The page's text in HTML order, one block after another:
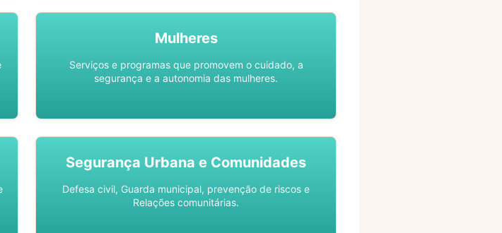
Mulheres
Serviços e programas que promovem o cuidado, a
segurança e a autonomia das mulheres.
Segurança Urbana e Comunidades
Defesa civil, Guarda municipal, prevenção de riscos e
Relações comunitárias.